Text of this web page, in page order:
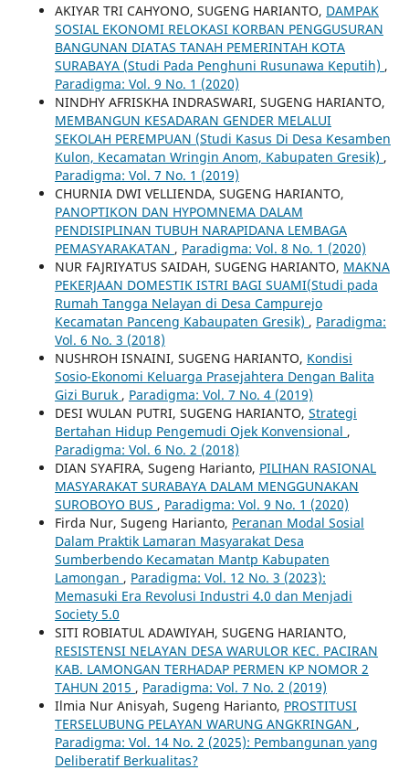
AKIYAR TRI CAHYONO, SUGENG HARIANTO, DAMPAK
SOSIAL EKONOMI RELOKASI KORBAN PENGGUSURAN
BANGUNAN DIATAS TANAH PEMERINTAH KOTA
SURABAYA (Studi Pada Penghuni Rusunawa Keputih) ,
Paradigma: Vol. 9 No. 1 (2020)
NINDHY AFRISKHA INDRASWARI, SUGENG HARIANTO,
MEMBANGUN KESADARAN GENDER MELALUI
SEKOLAH PEREMPUAN (Studi Kasus Di Desa Kesamben
Kulon, Kecamatan Wringin Anom, Kabupaten Gresik) ,
Paradigma: Vol. 7 No. 1 (2019)
CHURNIA DWI VELLIENDA, SUGENG HARIANTO,
PANOPTIKON DAN HYPOMNEMA DALAM
PENDISIPLINAN TUBUH NARAPIDANA LEMBAGA
PEMASYARAKATAN , Paradigma: Vol. 8 No. 1 (2020)
NUR FAJRIYATUS SAIDAH, SUGENG HARIANTO, MAKNA
PEKERJAAN DOMESTIK ISTRI BAGI SUAMI(Studi pada
Rumah Tangga Nelayan di Desa Campurejo
Kecamatan Panceng Kabaupaten Gresik) , Paradigma:
Vol. 6 No. 3 (2018)
NUSHROH ISNAINI, SUGENG HARIANTO, Kondisi
Sosio-Ekonomi Keluarga Prasejahtera Dengan Balita
Gizi Buruk , Paradigma: Vol. 7 No. 4 (2019)
DESI WULAN PUTRI, SUGENG HARIANTO, Strategi
Bertahan Hidup Pengemudi Ojek Konvensional ,
Paradigma: Vol. 6 No. 2 (2018)
DIAN SYAFIRA, Sugeng Harianto, PILIHAN RASIONAL
MASYARAKAT SURABAYA DALAM MENGGUNAKAN
SUROBOYO BUS , Paradigma: Vol. 9 No. 1 (2020)
Firda Nur, Sugeng Harianto, Peranan Modal Sosial
Dalam Praktik Lamaran Masyarakat Desa
Sumberbendo Kecamatan Mantp Kabupaten
Lamongan , Paradigma: Vol. 12 No. 3 (2023):
Memasuki Era Revolusi Industri 4.0 dan Menjadi
Society 5.0
SITI ROBIATUL ADAWIYAH, SUGENG HARIANTO,
RESISTENSI NELAYAN DESA WARULOR KEC. PACIRAN
KAB. LAMONGAN TERHADAP PERMEN KP NOMOR 2
TAHUN 2015 , Paradigma: Vol. 7 No. 2 (2019)
Ilmia Nur Anisyah, Sugeng Harianto, PROSTITUSI
TERSELUBUNG PELAYAN WARUNG ANGKRINGAN ,
Paradigma: Vol. 14 No. 2 (2025): Pembangunan yang
Deliberatif Berkualitas?